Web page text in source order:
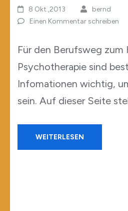
8 Okt.,2013
bernd
Einen Kommentar schreiben
Für den Berufsweg zum
Psychotherapie sind
Infomationen wichtig,
sein. Auf dieser Seite
WEITERLESEN